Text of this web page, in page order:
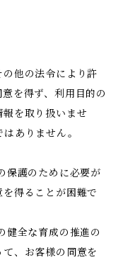
他の法令により許
を得ず、利用目的の
を取り扱いませ
ありません。
保護のために必要が
得ることが困難で
健全な育成の推進の
、お客様の同意を